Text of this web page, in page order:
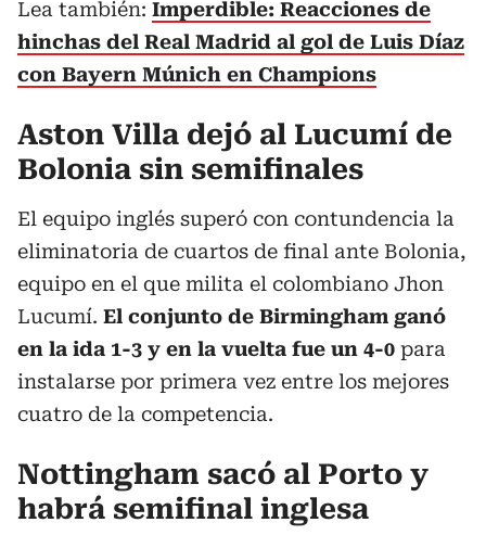
Lea también: Imperdible: Reacciones de
hinchas del Real Madrid al gol de Luis Díaz
con Bayern Múnich en Champions
Aston Villa dejó al Lucumí de
Bolonia sin semifinales
El equipo inglés superó con contundencia la
eliminatoria de cuartos de final ante Bolonia,
equipo en el que milita el colombiano Jhon
Lucumí. El conjunto de Birmingham ganó
en la ida 1-3 y en la vuelta fue un 4-0 para
instalarse por primera vez entre los mejores
cuatro de la competencia.
Nottingham sacó al Porto y
habrá semifinal inglesa